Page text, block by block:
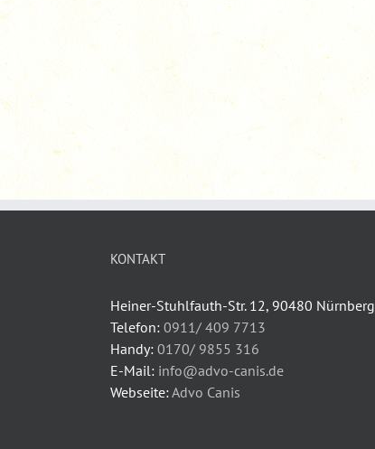
KONTAKT
Heiner-Stuhlfauth-Str. 12, 90480 Nürnberg
Telefon: 0911/ 409 7713
Handy: 0170/ 9855 316
E-Mail: info@advo-canis.de
Webseite:Advo Canis